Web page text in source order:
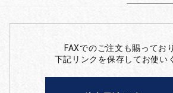
FAXでのご注文も賜ってお
下記リンクを保存してお使い